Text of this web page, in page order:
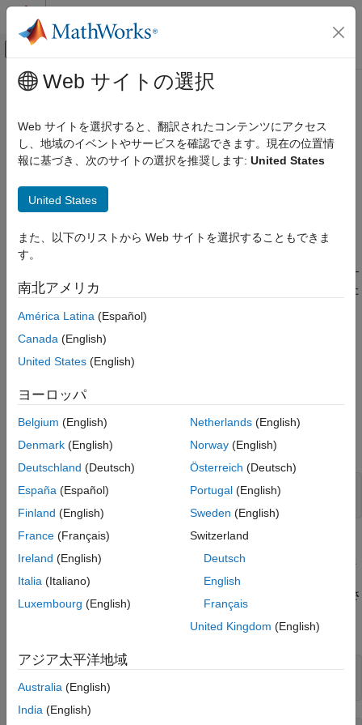
コンテンツへスキップ
オフキャンバス ナビゲーション メ
ドキュメンテーションのホーム
Symbolic Math Toolbox
MATLAB におけるシンボリック計算
項目一覧
構文
例
入力引数
ヒント
バージョン履歴
メインコンテンツ
xor
シンボリック式の論理 XOR
構文
説明
のいずれか一
方が真の場合、
の両方が真また
例
条件の設定および評価
xor を使用して、2 つのシンボリック不等式を 1 つの論理式に結
合します。
syms x
変数 xを 11 と 0 で置き換えます。 を 11 で置き換えた場合に
は、不等式x > -10 が有効になり、x < 10 x
を 0 で置き換えた場合には、両方の不等式が有効になります。
が数値を不等式に代入するだけであることに注意してくださ
い。これらの不等式は logical
または logical
x1 = subs(range,x,11)
x2 = subs(range,x,0)
Web サイトの選択
Web サイトを選択すると、翻訳されたコンテンツにアクセス
し、地域のイベントやサービスを確認できます。現在の位置情
報に基づき、次のサイトの選択を推奨します: United States
United States
また、以下のリストから Web サイトを選択することもできま
す。
南北アメリカ
América Latina (Español)
Canada (English)
United States (English)
ヨーロッパ
Belgium (English)
Denmark (English)
Deutschland (Deutsch)
España (Español)
Finland (English)
France (Français)
Ireland (English)
Italia (Italiano)
Luxembourg (English)
Netherlands(English)
Norway(English)
Österreich (Deutsch)
Portugal(English)
Sweden (English)
Switzerland
Deutsch
English
Français
United Kingdom (English)
アジア太平洋地域
Australia (English)
India (English)